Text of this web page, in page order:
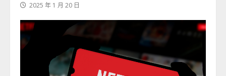
2025 年 1 月 20 日